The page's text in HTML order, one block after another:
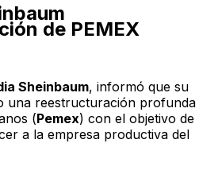
de PEMEX
Sheinbaum, informó que su
una reestructuración profunda
(Pemex) con el objetivo de
a la empresa productiva del